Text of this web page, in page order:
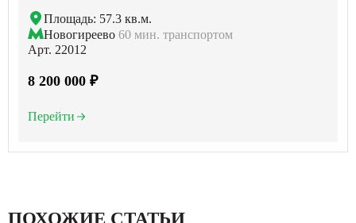
Площадь: 57.3 кв.м.
Новогиреево 60 мин. транспортом
Арт. 22012
8 200 000 ₽
Перейти
ПОХОЖИЕ СТАТЬИ